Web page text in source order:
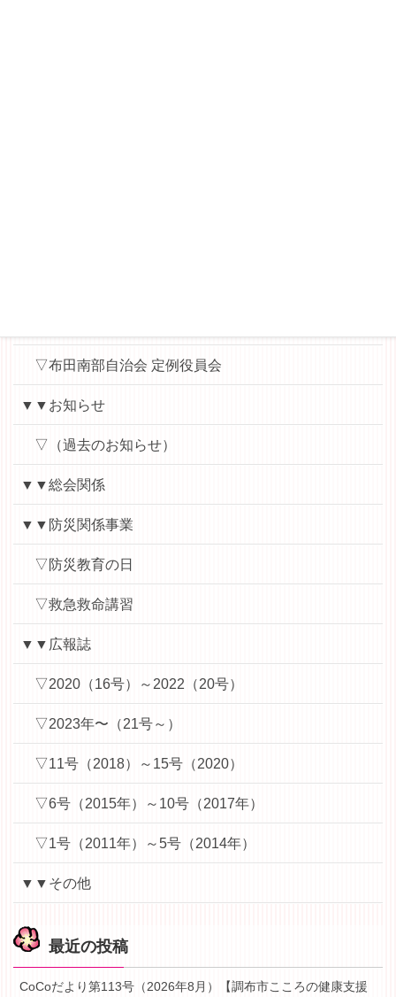
▽布田南部自治会 定例役員会
▼▼お知らせ
▽（過去のお知らせ）
▼▼総会関係
▼▼防災関係事業
▽防災教育の日
▽救急救命講習
▼▼広報誌
▽2020（16号）～2022（20号）
▽2023年〜（21号～）
▽11号（2018）～15号（2020）
▽6号（2015年）～10号（2017年）
▽1号（2011年）～5号（2014年）
▼▼その他
最近の投稿
CoCoだより第113号（2026年8月）【調布市こころの健康支援